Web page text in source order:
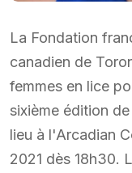
La Fondation
canadien de
femmes en lice
sixième édition
lieu à l'Arcadian
2021 dès 18h30.